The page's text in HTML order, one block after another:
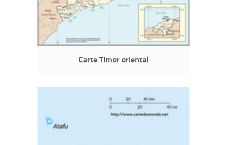
Carte Timor oriental